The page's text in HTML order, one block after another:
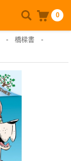
0
- 橋樑書
-